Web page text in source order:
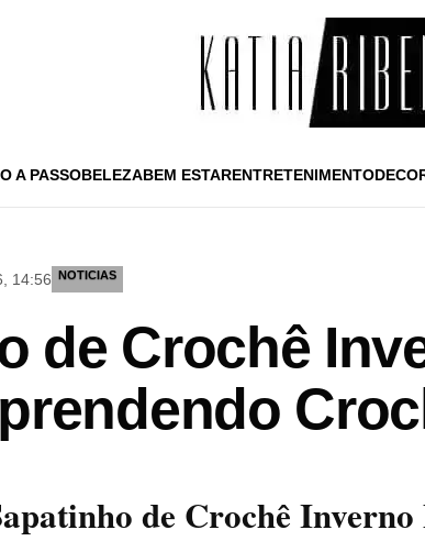
A PASSOBELEZABEM ESTARENTRETENIMENTO
14:56 NOTICIAS
de Crochê
de Crochê Inverno